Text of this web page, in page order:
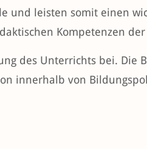
und leisten somit einen
Kompetenzen
des Unterrichts bei. Die
innerhalb von